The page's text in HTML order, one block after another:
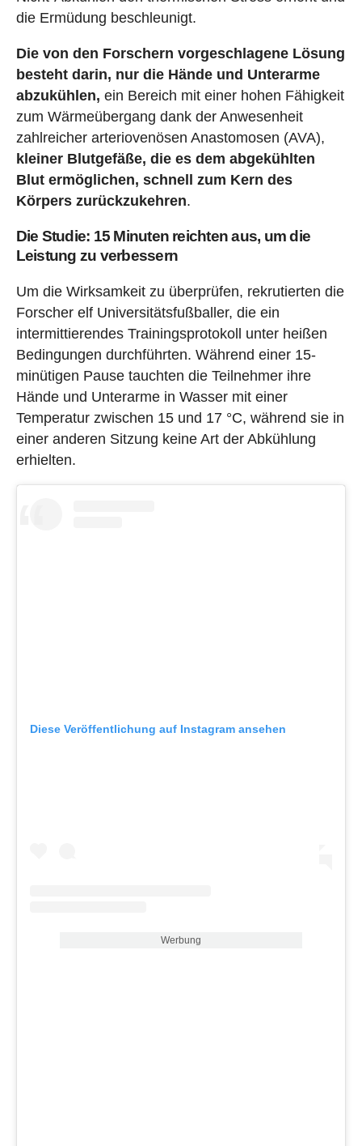
die Ermüdung beschleunigt.
Die von den Forschern vorgeschlagene Lösung
besteht darin, nur die Hände und Unterarme
abzukühlen, ein Bereich mit einer hohen Fähigkeit
zum Wärmeübergang dank der Anwesenheit
zahlreicher arteriovenösen Anastomosen (AVA),
kleiner Blutgefäße, die es dem abgekühlten
Blut ermöglichen, schnell zum Kern des
Körpers zurückzukehren.
Die Studie: 15 Minuten reichten aus, um die
Leistung zu verbessern
Um die Wirksamkeit zu überprüfen, rekrutierten die
Forscher elf Universitätsfußballer, die ein
intermittierendes Trainingsprotokoll unter heißen
Bedingungen durchführten. Während einer 15-
minütigen Pause tauchten die Teilnehmer ihre
Hände und Unterarme in Wasser mit einer
Temperatur zwischen 15 und 17 °C, während sie in
einer anderen Sitzung keine Art der Abkühlung
erhielten.
Diese Veröffentlichung auf Instagram ansehen
Werbung